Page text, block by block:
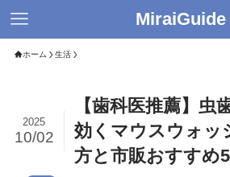
MiraiGuide
ホーム 生活
【歯科医推薦】虫
効くマウスウォッ
方と市販おすすめ
2025
10/02